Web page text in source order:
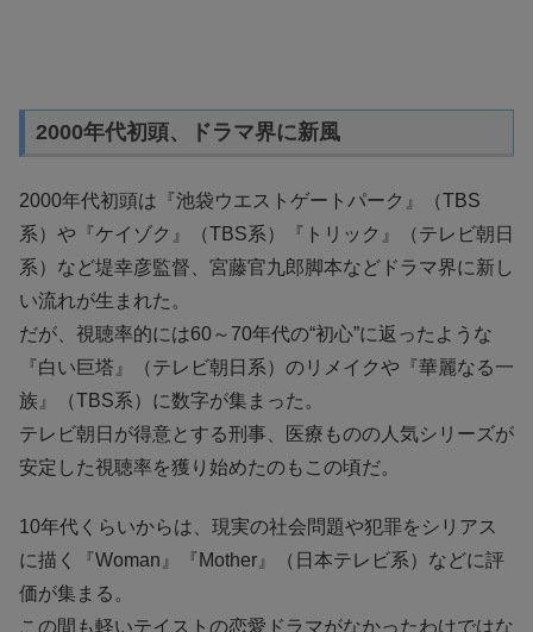
2000年代初頭、ドラマ界に新風
2000年代初頭は『池袋ウエストゲートパーク』（TBS
系）や『ケイゾク』（TBS系）『トリック』（テレビ朝日
系）など堤幸彦監督、宮藤官九郎脚本などドラマ界に新し
い流れが生まれた。
だが、視聴率的には60～70年代の“初心”に返ったような
『白い巨塔』（テレビ朝日系）のリメイクや『華麗なる一
族』（TBS系）に数字が集まった。
テレビ朝日が得意とする刑事、医療ものの人気シリーズが
安定した視聴率を獲り始めたのもこの頃だ。
10年代くらいからは、現実の社会問題や犯罪をシリアス
に描く『Woman』『Mother』（日本テレビ系）などに評
価が集まる。
この間も軽いテイストの恋愛ドラマがなかったわけではな